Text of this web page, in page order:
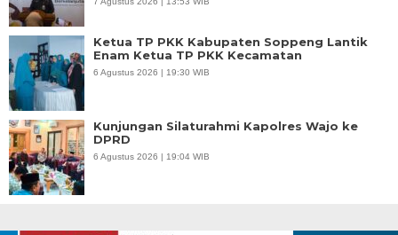
Ketua TP PKK Kabupaten Soppeng Lantik
Enam Ketua TP PKK Kecamatan
6 Agustus 2026 | 19:30 WIB
Kunjungan Silaturahmi Kapolres Wajo ke
DPRD
6 Agustus 2026 | 19:04 WIB